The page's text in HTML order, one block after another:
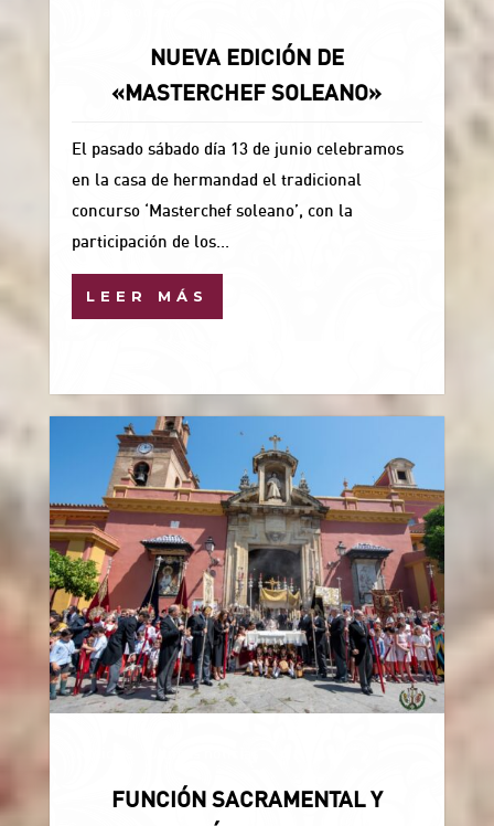
NUEVA EDICIÓN DE
«MASTERCHEF SOLEANO»
El pasado sábado día 13 de junio celebramos
en la casa de hermandad el tradicional
concurso ‘Masterchef soleano’, con la
participación de los...
LEER MÁS
FUNCIÓN SACRAMENTAL Y